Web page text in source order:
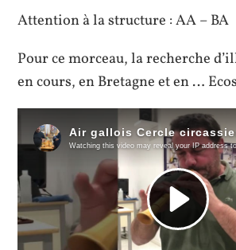
Attention à la structure : AA – BA
Pour ce morceau, la recherche
en cours, en Bretagne et en …